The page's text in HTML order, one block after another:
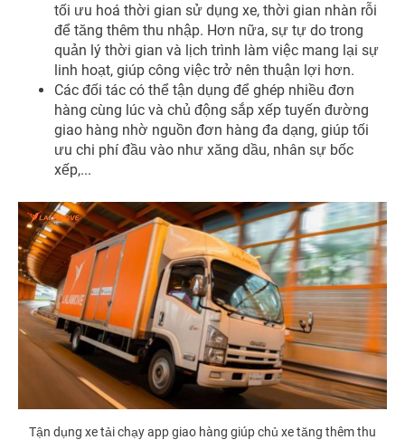
tối ưu hoá thời gian sử dụng xe, thời gian nhàn rỗi
để tăng thêm thu nhập. Hơn nữa, sự tự do trong
quản lý thời gian và lịch trình làm việc mang lại sự
linh hoạt, giúp công việc trở nên thuận lợi hơn.
Các đối tác có thể tận dụng để ghép nhiều đơn
hàng cùng lúc và chủ động sắp xếp tuyến đường
giao hàng nhờ nguồn đơn hàng đa dạng, giúp tối
ưu chi phí đầu vào như xăng dầu, nhân sự bốc
xếp,...
Tận dụng xe tải chạy app giao hàng giúp chủ xe tăng thêm thu